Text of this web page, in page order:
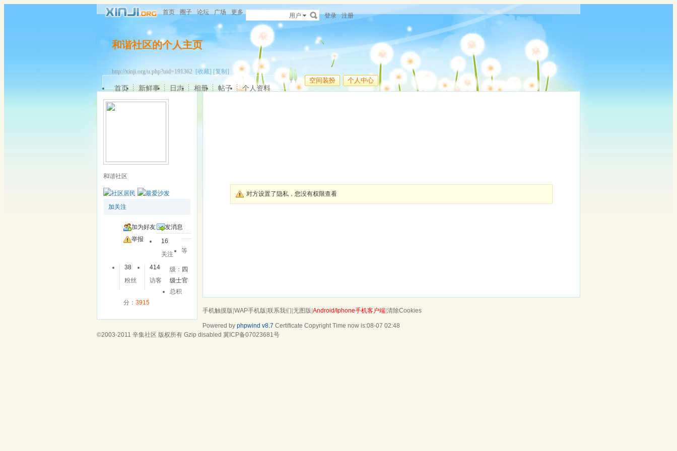
首页 圈子 论坛 广场 更多 用户 登录 注册
和谐社区的个人主页
http://xinji.org/u.php?uid=191362 [收藏] [复制]
空间装扮 个人中心
首页 新鲜事 日志 相册 帖子 个人资料
和谐社区
加关注
加为好友
发消息
举报
16
关注
38
粉丝
414
访客
等
级： 四
级士官
总积
分： 3915
对方设置了隐私，您没有权限查看
手机触摸版 WAP手机版 联系我们 无图版 Android/Iphone手机客户端 清除Cookies
Powered by phpwind v8.7 Certificate Copyright Time now is:08-07 02:48
©2003-2011 辛集社区 版权所有 Gzip disabled 冀ICP备07023681号